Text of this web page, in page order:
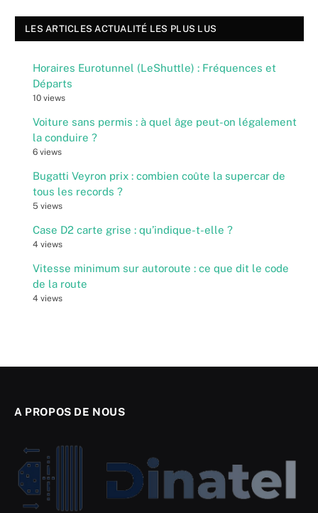
LES ARTICLES ACTUALITÉ LES PLUS LUS
Horaires Eurotunnel (LeShuttle) : Fréquences et
Départs
10 views
Voiture sans permis : à quel âge peut-on légalement
la conduire ?
6 views
Bugatti Veyron prix : combien coûte la supercar de
tous les records ?
5 views
Case D2 carte grise : qu’indique-t-elle ?
4 views
Vitesse minimum sur autoroute : ce que dit le code
de la route
4 views
A PROPOS DE NOUS